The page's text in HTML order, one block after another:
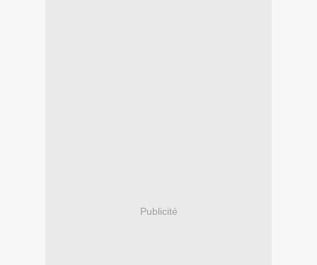
Publicité